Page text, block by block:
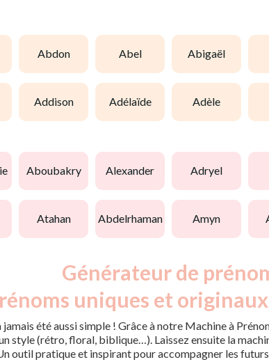
abdon abel abigaël
addison adélaïde adèle
aboubakry alexander adryel
atahan abdelrhaman amyn
Générateur de
uniques et
été aussi simple ! Grâce à notre Machine à
style (rétro, floral, biblique…). Laissez ensuite la
outil pratique et inspirant pour accompagner les